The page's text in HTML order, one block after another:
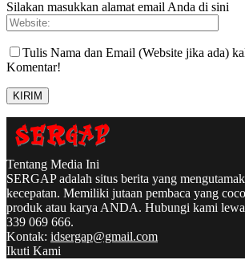
Silakan masukkan alamat email Anda di sini
Tulis Nama dan Email (Website jika ada)
Komentar!
Tentang Media Ini
SERGAP adalah situs berita yang
kecepatan. Memiliki jutaan pembaca yang
produk atau karya ANDA. Hubungi kami
339 069 666.
Kontak: idsergap@gmail.com
Ikuti Kami